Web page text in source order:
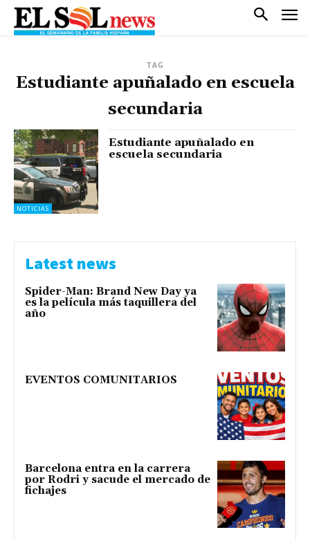
TAG
Estudiante apuñalado en escuela
secundaria
NOTICIAS
Estudiante apuñalado en
escuela secundaria
Latest news
Spider-Man: Brand New Day ya
es la película más taquillera del
año
EVENTOS COMUNITARIOS
Barcelona entra en la carrera
por Rodri y sacude el mercado de
fichajes